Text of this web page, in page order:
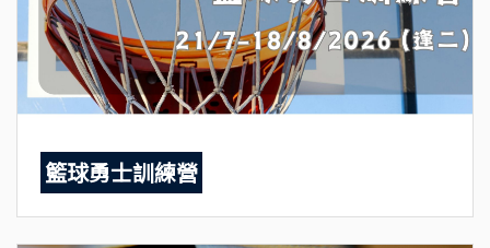
籃球勇士訓練營